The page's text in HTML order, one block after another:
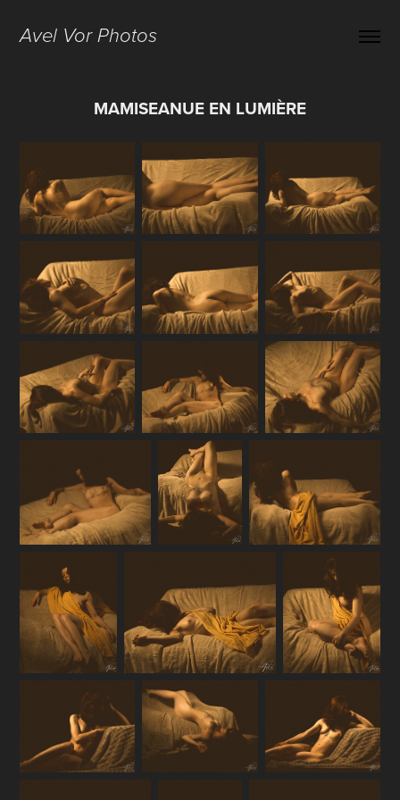
Avel Vor Photos
MAMISEANUE EN LUMIÈRE